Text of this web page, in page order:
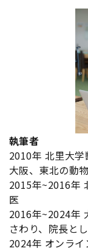
執筆者
2010年 北里大
大阪、東北の動
2015年~2016年
医
2016年~2024年
さわり、院長と
2024年 オンラ